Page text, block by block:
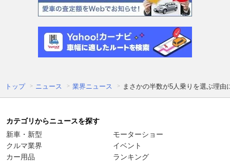
トップ ニュース 業界ニュース まさかの半数が5人乗りを選ぶ理
カテゴリからニュースを探す
新車・新型
クルマ業界
カー用品
モーターショー
イベント
ランキング